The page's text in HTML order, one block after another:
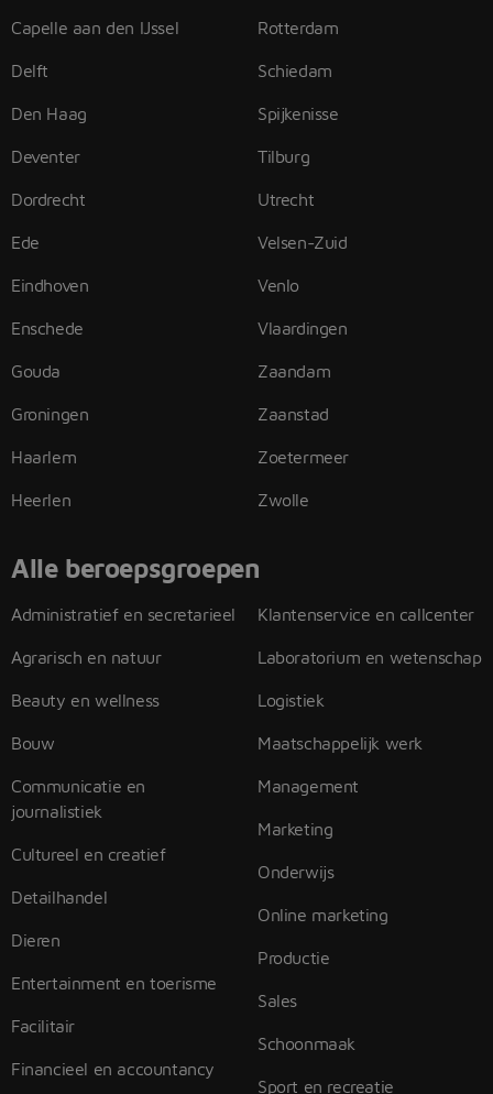
Capelle aan den IJssel
Delft
Den Haag
Deventer
Dordrecht
Ede
Eindhoven
Enschede
Gouda
Groningen
Haarlem
Heerlen
Rotterdam
Schiedam
Spijkenisse
Tilburg
Utrecht
Velsen-Zuid
Venlo
Vlaardingen
Zaandam
Zaanstad
Zoetermeer
Zwolle
Alle beroepsgroepen
Administratief en secretarieel
Agrarisch en natuur
Beauty en wellness
Bouw
Communicatie en
journalistiek
Cultureel en creatief
Detailhandel
Dieren
Entertainment en toerisme
Facilitair
Financieel en accountancy
Klantenservice en callcenter
Laboratorium en wetenschap
Logistiek
Maatschappelijk werk
Management
Marketing
Onderwijs
Online marketing
Productie
Sales
Schoonmaak
Sport en recreatie